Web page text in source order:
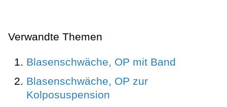
Verwandte Themen
Blasenschwäche, OP mit Band
Blasenschwäche, OP zur
Kolposuspension